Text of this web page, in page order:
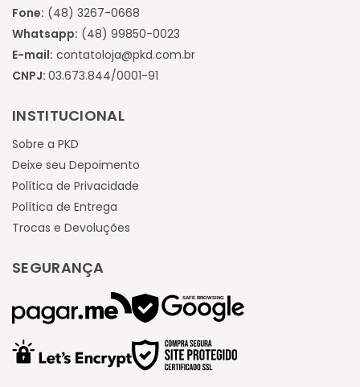
Fone: (48) 3267-0668
Whatsapp: (48) 99850-0023
E-mail: contatoloja@pkd.com.br
CNPJ: 03.673.844/0001-91
INSTITUCIONAL
Sobre a PKD
Deixe seu Depoimento
Política de Privacidade
Política de Entrega
Trocas e Devoluções
SEGURANÇA